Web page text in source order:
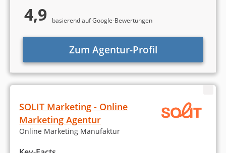
4,9 basierend auf Google-Bewertungen
Zum Agentur-Profil
SOLIT Marketing - Online
Marketing Agentur
Online Marketing Manufaktur